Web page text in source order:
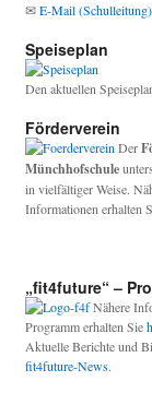
✉E-Mail (Schulleitung)
Speiseplan
Den aktuellen
Förderverein
Der
Münchhofschule
in vielfältiger Weise.
Informationen erhalten
„fit4future“ –
Nähere
Programm erhalten Sie
Aktuelle Berichte und
fit4future-News.